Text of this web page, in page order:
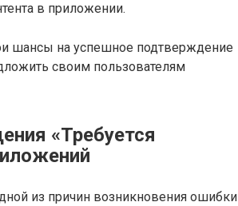
в приложении.
шансы на успешное подтверждение
своим пользователям
«Требуется
из причин возникновения ошибки